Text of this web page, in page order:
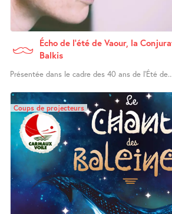
Écho de l’été de Vaour, la
Balkis
Présentée dans le cadre des 40 ans de l’Été de...
Coups de projecteurs